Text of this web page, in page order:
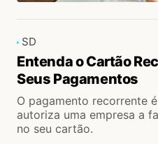
SD
Entenda o Cartão
Seus Pagamentos
O pagamento recorrente
autoriza uma empresa a
no seu cartão.